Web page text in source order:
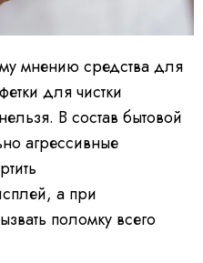
мнению средства для
для чистки
В состав бытовой
агрессивные
а при
поломку всего